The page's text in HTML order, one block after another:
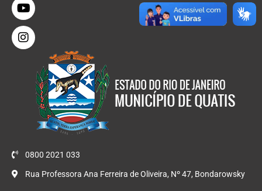
0800 2021 033
Rua Professora Ana Ferreira de Oliveira, Nº 47, Bondarowsky